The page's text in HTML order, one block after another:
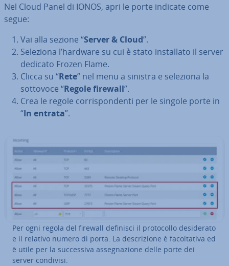
Nel Cloud Panel di IONOS, apri le porte indicate come
segue:
Vai alla sezione “Server & Cloud”.
Seleziona l’hardware su cui è stato in­stal­la­to il server
dedicato Frozen Flame.
Clicca su “Rete” nel menu a sinistra e seleziona la
sottovoce “Regole firewall”.
Crea le regole cor­ri­spon­den­ti per le singole porte in
“In entrata”.
Per ogni regola del firewall definisci il pro­to­col­lo de­si­de­ra­to
e il relativo numero di porta. La de­scri­zio­ne è fa­col­ta­ti­va ed
è utile per la suc­ces­si­va as­se­gna­zio­ne delle porte dei
server condivisi.